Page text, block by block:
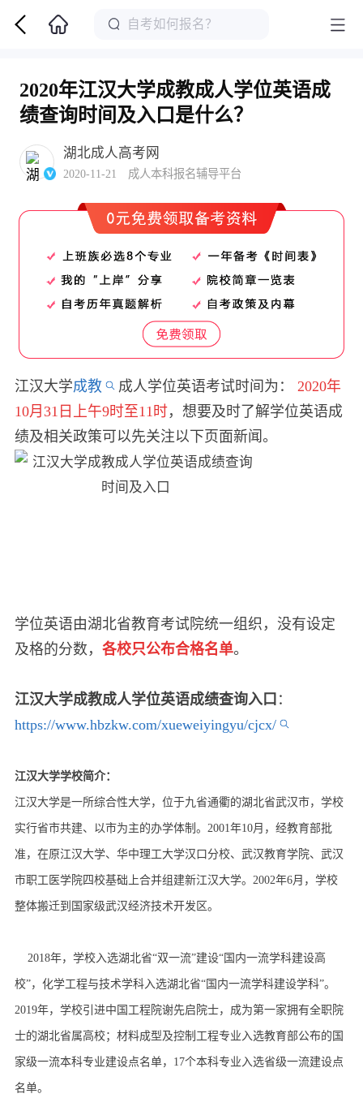
2020年江汉大学成教成人学位英语成
绩查询时间及入口是什么？
湖北成人高考网
2020-11-21 成人本科报名辅导平台
江汉大学成教 成人学位英语考试时间为：
2020年
10月31日上午9时至11时，想要及时了解学位英语成
绩及相关政策可以先关注以下页面新闻。
学位英语由湖北省教育考试院统一组织，没有设定
及格的分数， 各校只公布合格名单。
江汉大学成教成人学位英语成绩查询入口 ：
https://www.hbzkw.com/xueweiyingyu/cjcx/
江汉大学学校简介：
江汉大学是一所综合性大学，位于九省通衢的湖北省武汉市，学校
实行省市共建、以市为主的办学体制。2001年10月，经教育部批
准，在原江汉大学、华中理工大学汉口分校、武汉教育学院、武汉
市职工医学院四校基础上合并组建新江汉大学。2002年6月，学校
整体搬迁到国家级武汉经济技术开发区。
2018年，学校入选湖北省“双一流”建设“国内一流学科建设高
校”，化学工程与技术学科入选湖北省“国内一流学科建设学科”。
2019年，学校引进中国工程院谢先启院士，成为第一家拥有全职院
士的湖北省属高校；材料成型及控制工程专业入选教育部公布的国
家级一流本科专业建设点名单，17个本科专业入选省级一流建设点
名单。